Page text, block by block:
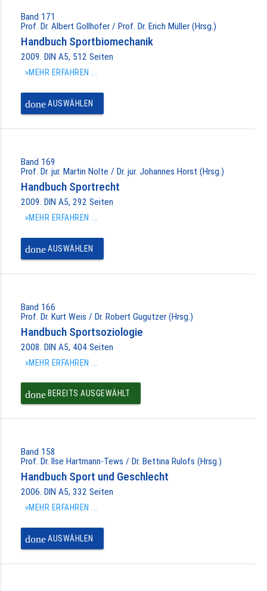
Band 171
Prof. Dr. Albert Gollhofer / Prof. Dr. Erich Müller (Hrsg.)
Handbuch Sportbiomechanik
2009. DIN A5, 512 Seiten
»MEHR ERFAHREN ...
doneAUSWÄHLEN
Band 169
Prof. Dr. jur. Martin Nolte / Dr. jur. Johannes Horst (Hrsg.)
Handbuch Sportrecht
2009. DIN A5, 292 Seiten
»MEHR ERFAHREN ...
doneAUSWÄHLEN
Band 166
Prof. Dr. Kurt Weis / Dr. Robert Gugutzer (Hrsg.)
Handbuch Sportsoziologie
2008. DIN A5, 404 Seiten
»MEHR ERFAHREN ...
doneBEREITS AUSGEWÄHLT
Band 158
Prof. Dr. Ilse Hartmann-Tews / Dr. Bettina Rulofs (Hrsg.)
Handbuch Sport und Geschlecht
2006. DIN A5, 332 Seiten
»MEHR ERFAHREN ...
doneAUSWÄHLEN